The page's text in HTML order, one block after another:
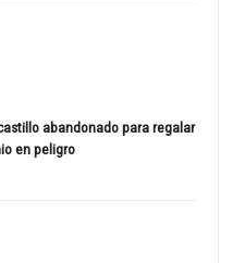
abandonado para regalar
en peligro